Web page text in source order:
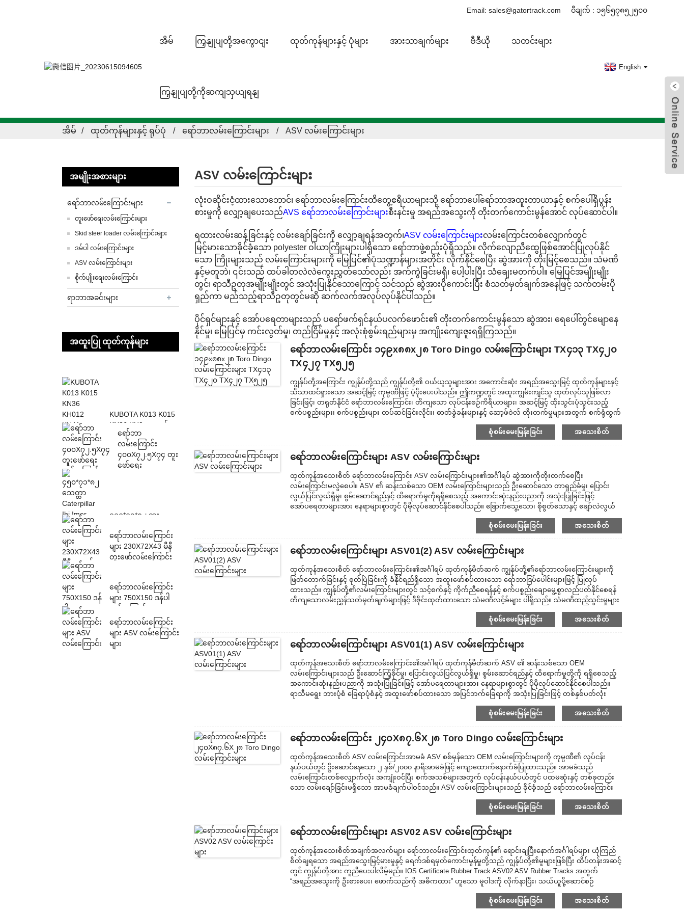
Email: sales@gatortrack.com ဝီချက် : ၁၅၆၅၇၈၅၂၅၀၀
အိမ် ကြှနျုပျတို့အကွောငျး ထုတ်ကုန်များနှင့် ပုံများ အားသာချက်များ ဗီဒီယို သတင်းများ
ကြှနျုပျတို့ကိုဆကျသှယျရနျ
English
အိမ် ထုတ်ကုန်များနှင့် ရုပ်ပုံ ရော်ဘာလမ်းကြောင်းများ ASV လမ်းကြောင်းများ
အမျိုးအစားများ
ရော်ဘာလမ်းကြောင်းများ
တူးဖော်ရေးလမ်းကြောင်းများ
Skid steer loader လမ်းကြောင်းများ
ဒမ်ပါ လမ်းကြောင်းများ
ASV လမ်းကြောင်းများ
စိုက်ပျိုးရေးလမ်းကြောင်း
ရာဘာအခင်းများ
အထူးပြု ထုတ်ကုန်များ
KUBOTA K013 K015
KN36 KH0 အတွက်
230X96X30 ရော်ဘာ
လမ်းကြောင်း...
ရော်ဘာ
လမ်းကြောင်း
၄၀၀X၇၂.၅X၇၄ တူး
ဖော်ရေး
၄၅၀*၇၁*၈၂ ဘူး
Sumitomo ရော်ဘာ ...
ရော်ဘာလမ်းကြောင်း
များ 230X72X43 မီနီ
တူးဖော်လမ်းကြောင်း
ရော်ဘာလမ်းကြောင်း
များ 750X150 ဒန်ပါ
လမ်းကြောင်းများ
ရော်ဘာလမ်းကြောင်း
များ ASV လမ်းကြောင်း
များ
ASV လမ်းကြောင်းများ
လုံးဝဆိုင်းငံ့ထားသောဘောင်၊ ရော်ဘာလမ်းကြောင်းထိတွေ့ဧရိယာများသို့ ရော်ဘာပေါ်ရော်ဘာအထူးတာယာနှင့် စက်ပေါ်ရှိပွန်း
စားမှုကို လျှော့ချပေးသည်AVS ရော်ဘာလမ်းကြောင်းများစီးနင်းမှု အရည်အသွေးကို တိုးတက်ကောင်းမွန်အောင် လုပ်ဆောင်ပါ။
ရထားလမ်းဆန့်ခြင်းနှင့် လမ်းချော်ခြင်းကို လျှော့ချရန်အတွက်၊ASV လမ်းကြောင်းများလမ်းကြောင်းတစ်လျှောက်တွင်
မြင့်မားသောခိုင်ခံ့သော polyester ဝါယာကြိုးများပါရှိသော ရော်ဘာဖွဲ့စည်းပုံရှိသည်။ လိုက်လျောညီထွေဖြစ်အောင်ပြုလုပ်နိုင်
သော ကြိုးများသည် လမ်းကြောင်းများကို မြေပြင်၏ပုံသဏ္ဍာန်များအတိုင်း လိုက်နိုင်စေပြီး ဆွဲအားကို တိုးမြင့်စေသည်။ သံမဏိ
နှင့်မတူဘဲ၊ ၎င်းသည် ထပ်ခါတလဲလဲကွေးညွှတ်သော်လည်း အက်ကွဲခြင်းမရှိ၊ ပေါ့ပါးပြီး သံချေးမတက်ပါ။ မြေပြင်အမျိုးမျိုး
တွင်၊ ရာသီဥတုအမျိုးမျိုးတွင် အသုံးပြုနိုင်သောကြောင့် သင်သည် ဆွဲအားပိုကောင်းပြီး စံသတ်မှတ်ချက်အနေဖြင့် သက်တမ်းပို
ရှည်ကာ မည်သည့်ရာသီဥတုတွင်မဆို ဆက်လက်အလုပ်လုပ်နိုင်ပါသည်။
ပိုင်ရှင်များနှင့် အော်ပရေတာများသည် ပရော်ဖက်ရှင်နယ်ပလက်ဖောင်း၏ တိုးတက်ကောင်းမွန်သော ဆွဲအား၊ ရေပေါ်တွင်မျောနေ
နိုင်မှု၊ မြေပြင်မှ ကင်းလွတ်မှု၊ တည်ငြိမ်မှုနှင့် အလုံးစုံစွမ်းရည်များမှ အကျိုးကျေးဇူးရရှိကြသည်။
ရော်ဘာလမ်းကြောင်း ၁၄၉x၈၈x၂၈ Toro Dingo လမ်းကြောင်းများ TX၄၁၃ TX၄၂၀
TX၄၂၇ TX၅၂၅
ကျွန်ုပ်တို့အကြောင်း ကျွန်ုပ်တို့သည် ကျွန်ုပ်တို့၏ ဝယ်ယူသူများအား အကောင်းဆုံး အရည်အသွေးမြင့် ထုတ်ကုန်များနှင့်
သိသာထင်ရှားသော အဆင့်မြင့် ကုမ္ပဏီဖြင့် ပံ့ပိုးပေးပါသည်။ ဤကဏ္ဍတွင် အထူးကျွမ်းကျင်သူ ထုတ်လုပ်သူဖြစ်လာ
ခြင်းဖြင့်၊ တရုတ်နိုင်ငံ ရော်ဘာလမ်းကြောင်း၊ တိကျသော လုပ်ငန်းစဉ်ကိရိယာများ၊ အဆင့်မြင့် ထိုးသွင်းပုံသွင်းသည့်
စက်ပစ္စည်းများ၊ စက်ပစ္စည်းများ တပ်ဆင်ခြင်းလိုင်း၊ ဓာတ်ခွဲခန်းများနှင့် ဆော့ဖ်ဝဲလ် တိုးတက်မှုများအတွက် စက်ရုံထွက်
ပစ္စည်းများ ထုတ်လုပ်ခြင်းနှင့် စီမံခန့်ခွဲခြင်းတွင် ကြွယ်ဝသော လက်တွေ့လုပ်ငန်းခွင် အတွေ့အကြုံများကို ရရှိခဲ့ပါသည်။
ကျွန်ုပ်တို့သည် ကျွန်ုပ်တို့၏ ဝယ်ယူသူများအား အကောင်းဆုံး အရည်အသွေးမြင့် ထုတ်ကုန်များနှင့် ...
စုံစမ်းမေးမြန်းခြင်း အသေးစိတ်
ရော်ဘာလမ်းကြောင်းများ ASV လမ်းကြောင်းများ
ထုတ်ကုန်အသေးစိတ် ရော်ဘာလမ်းကြောင်း ASV လမ်းကြောင်းများ၏အင်္ဂါရပ် ဆွဲအားကိုတိုးတက်စေပြီး
လမ်းကြောင်းမလွဲစေပါ။ ASV ၏ ဆန်းသစ်သော OEM လမ်းကြောင်းများသည် ဦးဆောင်သော တာရှည်ခံမှု၊ ပြောင်း
လွယ်ပြင်လွယ်ရှိမှု၊ စွမ်းဆောင်ရည်နှင့် ထိရောက်မှုကိုရရှိစေသည့် အကောင်းဆုံးနည်းပညာကို အသုံးပြုခြင်းဖြင့်
အော်ပရေတာများအား နေရာများစွာတွင် ပိုမိုလုပ်ဆောင်နိုင်စေပါသည်။ ခြောက်သွေ့သော၊ စိုစွတ်သောနှင့် ချော်လဲလွယ်
သော အခြေအနေများတွင် လမ်းကြောင်းများသည် တစ်နှစ်ပတ်လုံး ಒತ್ತಡಿಸ ...
စုံစမ်းမေးမြန်းခြင်း
အသေးစိတ်
ရော်ဘာလမ်းကြောင်းများ ASV01(2) ASV လမ်းကြောင်းများ
ထုတ်ကုန်အသေးစိတ် ရော်ဘာလမ်းကြောင်း၏အင်္ဂါရပ် ထုတ်ကုန်မိတ်ဆက် ကျွန်ုပ်တို့၏ရော်ဘာလမ်းကြောင်းများကို
ဖြတ်တောက်ခြင်းနှင့် စုတ်ပြဲခြင်းကို ခံနိုင်ရည်ရှိသော အထူးဖော်စပ်ထားသော ရော်ဘာဒြပ်ပေါင်းများဖြင့် ပြုလုပ်
ထားသည်။ ကျွန်ုပ်တို့၏လမ်းကြောင်းများတွင် သင့်စက်နှင့် ကိုက်ညီစေရန်နှင့် စက်ပစ္စည်းချောမွေ့စွာလည်ပတ်နိုင်စေရန်
တိကျသောလမ်းညွှန်သတ်မှတ်ချက်များဖြင့် ဒီဇိုင်းထုတ်ထားသော သံမဏိလင့်ခ်များ ပါရှိသည်။ သံမဏိထည့်သွင်းမှုများ
ကို drop-forged လုပ်ထားပြီး အထူးကော်တွင် နှစ်ထားသည်။ သံမဏိထည့်သွင်းမှုများကို ကော်ဖြင့်ပွတ်တိုက်မည့်အစား
စုံစမ်းမေးမြန်းခြင်း အသေးစိတ်
ရော်ဘာလမ်းကြောင်းများ ASV01(1) ASV လမ်းကြောင်းများ
ထုတ်ကုန်အသေးစိတ် ရော်ဘာလမ်းကြောင်း၏အင်္ဂါရပ် ထုတ်ကုန်မိတ်ဆက် ASV ၏ ဆန်းသစ်သော OEM
လမ်းကြောင်းများသည် ဦးဆောင်ကြံ့ခိုင်မှု၊ ပြောင်းလွယ်ပြင်လွယ်ရှိမှု၊ စွမ်းဆောင်ရည်နှင့် ထိရောက်မှုတို့ကို ရရှိစေသည့်
အကောင်းဆုံးနည်းပညာကို အသုံးပြုခြင်းဖြင့် အော်ပရေတာများအား နေရာများစွာတွင် ပိုမိုလုပ်ဆောင်နိုင်စေပါသည်။
ရာသီမရွေး ဘားပုံစံ ခြေရာပုံစံနှင့် အထူးဖော်စပ်ထားသော အပြင်ဘက်ခြေရာကို အသုံးပြုခြင်းဖြင့် တစ်နှစ်ပတ်လုံး
ခြောက်သွေ့သော၊ စိုစွတ်သောနှင့် ချော်လဲသော အခြေအနေများတွင် လမ်းကြောင်းသည် ဆွဲအားနှင့် မြေပြင်ပေါ်ရှိ
စုံစမ်းမေးမြန်းခြင်း အသေးစိတ်
ရော်ဘာလမ်းကြောင်း ၂၄၀X၈၇.၆X၂၈ Toro Dingo လမ်းကြောင်းများ
ထုတ်ကုန်အသေးစိတ် ASV လမ်းကြောင်းအာမခံ ASV စစ်မှန်သော OEM လမ်းကြောင်းများကို ကုမ္ပဏီ၏ လုပ်ငန်း
နယ်ပယ်တွင် ဦးဆောင်နေသော ၂ နှစ်/၂၀၀၀ နာရီအာမခံဖြင့် ကျောထောက်နောက်ခံပြုထားသည်။ အာမခံသည်
လမ်းကြောင်းတစ်လျှောက်လုံး အကျုံးဝင်ပြီး စက်အသစ်များအတွက် လုပ်ငန်းနယ်ပယ်တွင် ပထမဆုံးနှင့် တစ်ခုတည်း
သော လမ်းချော်ခြင်းမရှိသော အာမခံချက်ပါဝင်သည်။ ASV လမ်းကြောင်းများသည် ခိုင်ခံ့သည် ရော်ဘာလမ်းကြောင်း
များသည် သံမဏိကြိုးများ မပါဝင်သောကြောင့် သံချေးတက်ခြင်းနှင့် ချေးခြင်းကို ဖယ်ရှားပေးသည်။ တာရှည်ခံမှုကို
အလွှာခုနစ်လွှာဖြင့် ထည့်သွင်းထားသော ထိုးဖောက်ခြင်း၊ ဖြတ်တောက်ခြင်းနှင့် ဆန့်ခြင်းတို့ကို ခံနိုင်ရည်ရှိသော ပစ္စည်း
စုံစမ်းမေးမြန်းခြင်း အသေးစိတ်
ရော်ဘာလမ်းကြောင်းများ ASV02 ASV လမ်းကြောင်းများ
ထုတ်ကုန်အသေးစိတ်အချက်အလက်များ ရော်ဘာလမ်းကြောင်းထုတ်ကုန်၏ ရောင်းချပြီးနောက်အင်္ဂါရပ်များ ယုံကြည်
စိတ်ချရသော အရည်အသွေးမြင့်မားမှုနှင့် ခရက်ဒစ်ရမှတ်ကောင်းမွန်မှုတို့သည် ကျွန်ုပ်တို့၏မူများဖြစ်ပြီး ထိပ်တန်းအဆင့်
တွင် ကျွန်ုပ်တို့အား ကူညီပေးပါလိမ့်မည်။ IOS Certificate Rubber Track ASV02 ASV Rubber Tracks အတွက်
“အရည်အသွေးကို ဦးစားပေး၊ ဖောက်သည်ကို အဓိကထား” ဟူသော မူဝါဒကို လိုက်နာပြီး၊ သယ်ယူပို့ဆောင်စဉ်
ပျက်စီးဆုံးရှုံးမှုများကို ရှောင်ရှားရန် ကုန်ပစ္စည်းထုပ်ပိုးမှုကို အထူးအလေးထားပါသည်။ ကျွန်ုပ်တို့၏ လေးစားအပ်ပါ
သော sh ၏ အသုံးဝင်သော တုံ့ပြန်ချက်များနှင့် ဗျူဟာများကို အသေးစိတ် စိတ်ဝင်စားပါသည်။
စုံစမ်းမေးမြန်းခြင်း အသေးစိတ်